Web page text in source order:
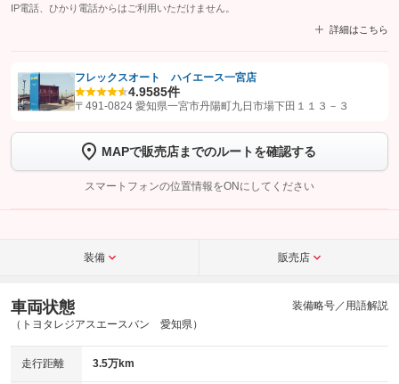
IP電話、ひかり電話からはご利用いただけません。
詳細はこちら
【STEP1】認証画面でグーネットを友だち追加してから「許可する」ボタンを押
トーク画面で
ボタンをタップして問い合わせを
完了してください。
こちら
フレックスオート ハイエース一宮店
4.9585件
〒491-0824 愛知県一宮市丹陽町九日市場下田１１３－３
MAPで販売店までのルートを確認する
スマートフォンの位置情報をONにしてください
装備 販売店
車両状態
（トヨタレジアスエースバン 愛知県）
装備略号／用語解説
走行距離 3.5万km